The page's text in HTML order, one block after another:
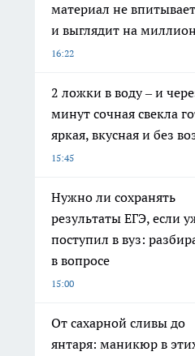
материал не
и выглядит на
16:22
2 ложки в воду – и
минут сочная свекла
яркая, вкусная и без
15:45
Нужно ли сохранять
результаты ЕГЭ, если
поступил в вуз:
в вопросе
15:00
От сахарной сливы до
янтаря: маникюр в